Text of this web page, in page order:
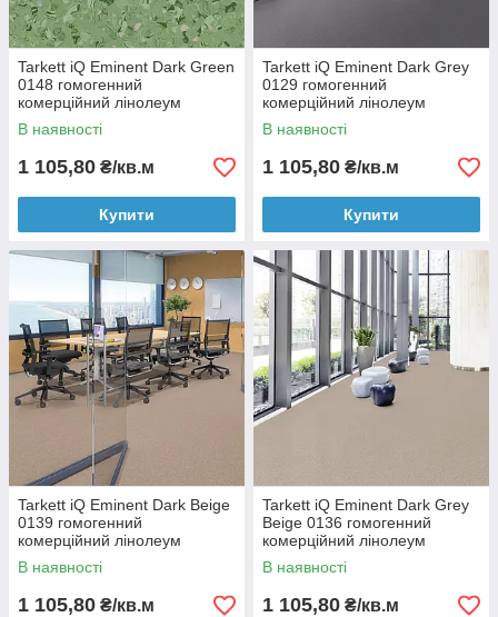
Tarkett iQ Eminent Dark Green
0148 гомогенний
комерційний лінолеум
В наявності
1 105,80 ₴/кв.м
Купити
Tarkett iQ Eminent Dark Grey
0129 гомогенний
комерційний лінолеум
В наявності
1 105,80 ₴/кв.м
Купити
Tarkett iQ Eminent Dark Beige
0139 гомогенний
комерційний лінолеум
В наявності
1 105,80 ₴/кв.м
Tarkett iQ Eminent Dark Grey
Beige 0136 гомогенний
комерційний лінолеум
В наявності
1 105,80 ₴/кв.м